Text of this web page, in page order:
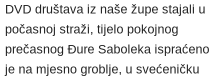
DVD društava iz naše župe stajali u
počasnoj straži, tijelo pokojnog
prečasnog Đure Saboleka ispraćeno
je na mjesno groblje, u svećeničku